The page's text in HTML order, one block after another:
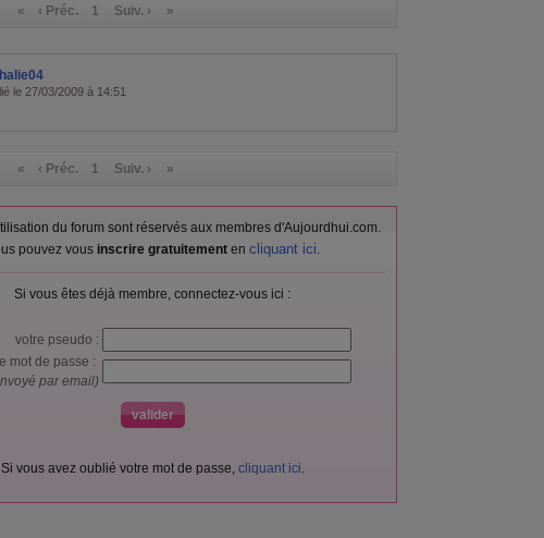
« ‹ Préc. 1 Suiv. › »
le 27/03/2009 à 14:51
« ‹ Préc. 1 Suiv. › »
du forum sont réservés aux membres d'Aujourdhui.com.
pouvez vous inscrire gratuitementen cliquant ici.
Si vous êtes déjà membre, connectez-vous ici :
votre pseudo :
mot de passe :
par email)
Si vous avez oublié votre mot de passe, cliquant ici.